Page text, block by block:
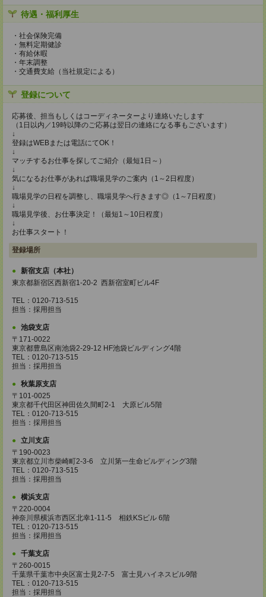
待遇・福利厚生
・社会保険完備
・無料定期健診
・有給休暇
・年末調整
・交通費支給（当社規定による）
登録について
応募後、担当もしくはコーディネーターより連絡いたします
（1日以内／19時以降のご応募は翌日の連絡になる事もございます）
↓
登録はWEBまたは電話にてOK！
↓
マッチするお仕事を探してご紹介（最短1日～）
↓
気になるお仕事があれば職場見学のご案内（1～2日程度）
↓
職場見学の日程を調整し、職場見学へ行きます◎（1～7日程度）
↓
職場見学後、お仕事決定！（最短1～10日程度）
↓
お仕事スタート！
登録場所
新宿支店（本社）
東京都新宿区西新宿1-20-2 西新宿室町ビル4F
TEL：0120-713-515
担当：採用担当
池袋支店
〒171-0022
東京都豊島区南池袋2-29-12 HF池袋ビルディング4階
TEL：0120-713-515
担当：採用担当
秋葉原支店
〒101-0025
東京都千代田区神田佐久間町2-1 大原ビル5階
TEL：0120-713-515
担当：採用担当
立川支店
〒190-0023
東京都立川市柴崎町2-3-6 立川第一生命ビルディング3階
TEL：0120-713-515
担当：採用担当
横浜支店
〒220-0004
神奈川県横浜市西区北幸1-11-5 相鉄KSビル 6階
TEL：0120-713-515
担当：採用担当
千葉支店
〒260-0015
千葉県千葉市中央区富士見2-7-5 富士見ハイネスビル9階
TEL：0120-713-515
担当：採用担当